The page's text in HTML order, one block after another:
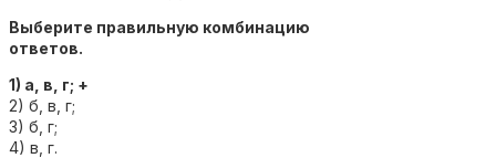
Выберите правильную комбинацию
ответов.
1) а, в, г; +
2) б, в, г;
3) б, г;
4) в, г.